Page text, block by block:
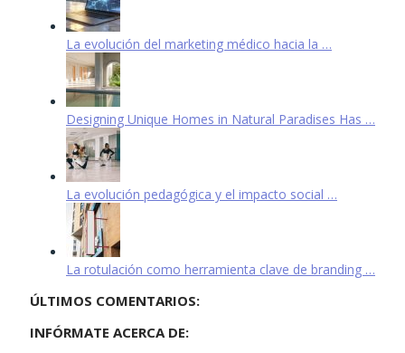
La evolución del marketing médico hacia la …
Designing Unique Homes in Natural Paradises Has …
La evolución pedagógica y el impacto social …
La rotulación como herramienta clave de branding …
ÚLTIMOS COMENTARIOS:
INFÓRMATE ACERCA DE: